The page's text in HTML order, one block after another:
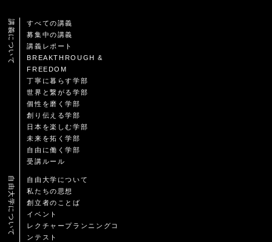
講義について
すべての講義
募集中の講義
講義レポート
BREAKTHROUGH &
FREEDOM
丁寧に暮らす学部
世界と繋がる学部
個性を磨く学部
創り伝える学部
日本を楽しむ学部
未来を拓く学部
自由に働く学部
受講ルール
自由大学について
自由大学について
私たちの思想
創立者のことば
イベント
レクチャープランニングコ
ンテスト